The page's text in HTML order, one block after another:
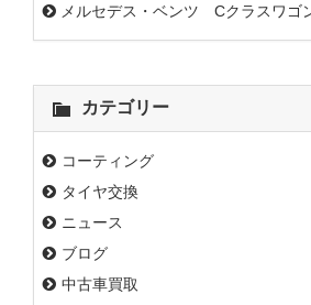
メルセデス・ベンツ Cクラスワ
カテゴリー
コーティング
タイヤ交換
ニュース
ブログ
中古車買取